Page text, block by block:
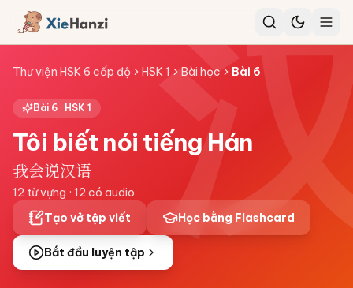
Thư viện HSK 6 cấp độ HSK 1 Bài học Bài 6
Bài 6 · HSK 1
Tôi biết nói tiếng Hán
我会说汉语
12 từ vựng · 12 có audio
Tạo vở tập viết
Học bằng Flashcard
Bắt đầu luyện tập